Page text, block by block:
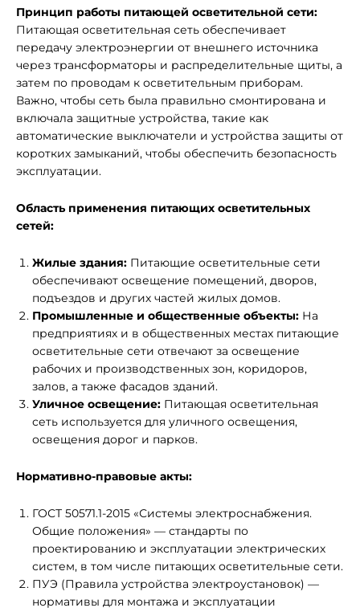
Принцип работы питающей осветительной сети:
Питающая осветительная сеть обеспечивает
передачу электроэнергии от внешнего источника
через трансформаторы и распределительные щиты, а
затем по проводам к осветительным приборам.
Важно, чтобы сеть была правильно смонтирована и
включала защитные устройства, такие как
автоматические выключатели и устройства защиты от
коротких замыканий, чтобы обеспечить безопасность
эксплуатации.
Область применения питающих осветительных
сетей:
Жилые здания: Питающие осветительные сети
обеспечивают освещение помещений, дворов,
подъездов и других частей жилых домов.
Промышленные и общественные объекты: На
предприятиях и в общественных местах питающие
осветительные сети отвечают за освещение
рабочих и производственных зон, коридоров,
залов, а также фасадов зданий.
Уличное освещение: Питающая осветительная
сеть используется для уличного освещения,
освещения дорог и парков.
Нормативно-правовые акты:
ГОСТ 50571.1-2015 «Системы электроснабжения.
Общие положения» — стандарты по
проектированию и эксплуатации электрических
систем, в том числе питающих осветительные сети.
ПУЭ (Правила устройства электроустановок) —
нормативы для монтажа и эксплуатации